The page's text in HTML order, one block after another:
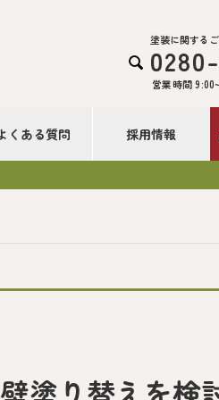

塗装に関する
営業時間
くある質問 採用情報